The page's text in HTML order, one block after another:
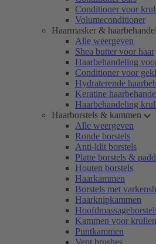
Conditioner voor
Volumeconditioner
Haarmasker &
Alle weergeven
Shea butter voor haar
Haarbehandeling
Conditioner voor
Hydraterende
Keratine
Haarbehandeling
Haarborstels & kammen
Alle weergeven
Ronde borstels
Anti-klit borstels
Platte borstels &
Houten borstels
Haarkammen
Borstels met
Haarknipkammen
Kammen voor
Puntkammen
Vent brushes